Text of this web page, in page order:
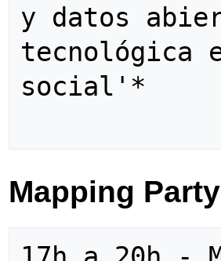
y datos
tecnológica
social'*
Mapping